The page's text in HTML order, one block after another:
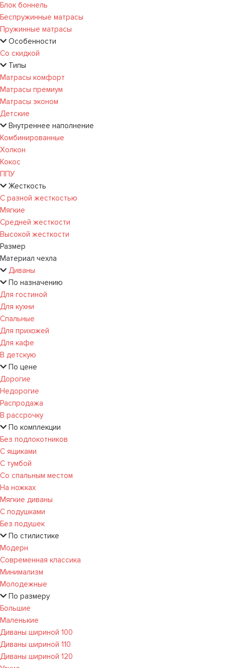
Блок боннель
Беспружинные матрасы
Пружинные матрасы
Особенности
Со скидкой
Типы
Матрасы комфорт
Матрасы премиум
Матрасы эконом
Детские
Внутреннее наполнение
Комбинированные
Холкон
Кокос
ППУ
Жесткость
С разной жесткостью
Мягкие
Средней жесткости
Высокой жесткости
Размер
Материал чехла
Диваны
По назначению
Для гостиной
Для кухни
Спальные
Для прихожей
Для кафе
В детскую
По цене
Дорогие
Недорогие
Распродажа
В рассрочку
По комплекции
Без подлокотников
С ящиками
С тумбой
Со спальным местом
На ножках
Мягкие диваны
С подушками
Без подушек
По стилистике
Модерн
Современная классика
Минимализм
Молодежные
По размеру
Большие
Маленькие
Диваны шириной 100
Диваны шириной 110
Диваны шириной 120